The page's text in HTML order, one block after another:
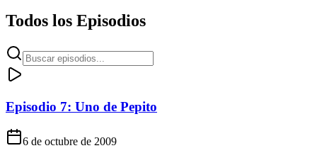
Todos los Episodios
Episodio 7: Uno de Pepito
6 de octubre de 2009